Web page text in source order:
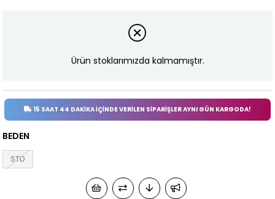
Ürün stoklarımızda kalmamıştır.
15 SAAT 44 DAKİKA İÇİNDE VERİLEN SİPARİŞLER AYNI GÜN KARGODA!
BEDEN
STD